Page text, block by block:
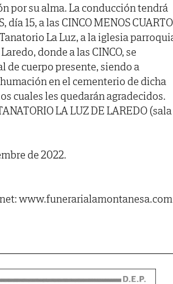
por su alma. La conducción tendrá
día 15, a las CINCO MENOS CUARTO
La Luz, a la iglesia
donde a las CINCO, se
de cuerpo presente, siendo a
en el cementerio de dicha
cuales les quedarán agradecidos.
LA LUZ DE LAREDO (sala
de 2022.
www.funerarialamontanesa.com